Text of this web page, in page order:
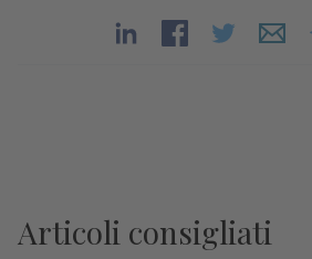
Articoli consigliati